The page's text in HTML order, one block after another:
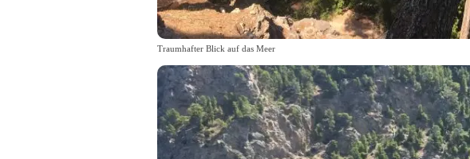
Traumhafter Blick auf das Meer